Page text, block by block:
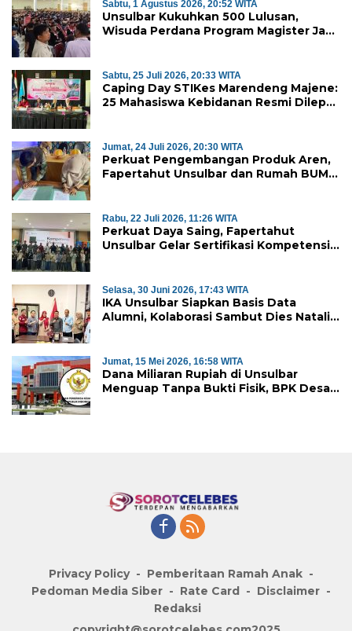
Sabtu, 1 Agustus 2026, 20:52 WITA
Unsulbar Kukuhkan 500 Lulusan,
Wisuda Perdana Program Magister Jadi
Sabtu, 25 Juli 2026, 20:33 WITA
Caping Day STIKes Marendeng Majene:
25 Mahasiswa Kebidanan Resmi Dilepas
Jumat, 24 Juli 2026, 20:30 WITA
Perkuat Pengembangan Produk Aren,
Fapertahut Unsulbar dan Rumah BUMN
Rabu, 22 Juli 2026, 11:26 WITA
Perkuat Daya Saing, Fapertahut
Unsulbar Gelar Sertifikasi Kompetensi
Selasa, 30 Juni 2026, 17:43 WITA
IKA Unsulbar Siapkan Basis Data
Alumni, Kolaborasi Sambut Dies Natalis
Jumat, 15 Mei 2026, 16:58 WITA
Dana Miliaran Rupiah di Unsulbar
Menguap Tanpa Bukti Fisik, BPK Desak
Privacy Policy
Pemberitaan Ramah Anak
Pedoman Media Siber
Rate Card
Disclaimer
Redaksi